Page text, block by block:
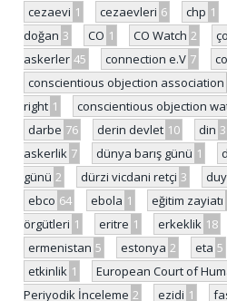
cezaevi 1 cezaevleri 6 chp 1
doğan 3 CO 1 CO Watch 2
askerler 45 connection e.V 7
conscientious objection association
right 1 conscientious objection
darbe 76 derin devlet 10 din 3
askerlik 7 dünya barış günü 1
günü 2 dürzi vicdani retçi 3
ebco 64 ebola 1 eğitim zayiatı
örgütleri 1 eritre 1 erkeklik 18
ermenistan 5 estonya 2 eta 5
etkinlik 1 European Court of
Periyodik İnceleme 2 ezidi 1